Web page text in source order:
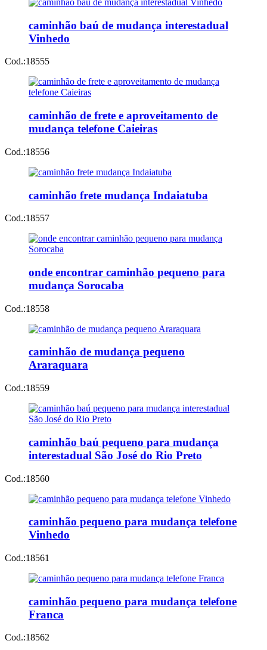
caminhão baú de mudança interestadual
Vinhedo
Cod.:18555
caminhão de frete e aproveitamento de
mudança telefone Caieiras
Cod.:18556
caminhão frete mudança Indaiatuba
Cod.:18557
onde encontrar caminhão pequeno para
mudança Sorocaba
Cod.:18558
caminhão de mudança pequeno
Araraquara
Cod.:18559
caminhão baú pequeno para mudança
interestadual São José do Rio Preto
Cod.:18560
caminhão pequeno para mudança telefone
Vinhedo
Cod.:18561
caminhão pequeno para mudança telefone
Franca
Cod.:18562